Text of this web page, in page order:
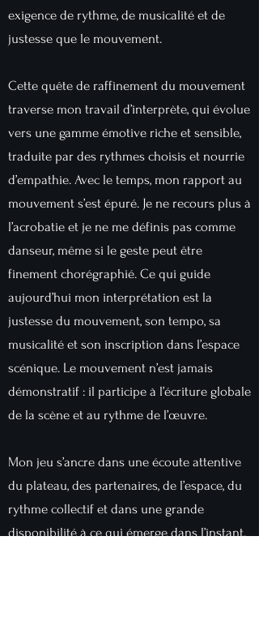
exigence de rythme, de musicalité et de
justesse que le mouvement.
Cette quête de raffinement du mouvement
traverse mon travail d’interprète, qui évolue
vers une gamme émotive riche et sensible,
traduite par des rythmes choisis et nourrie
d’empathie. Avec le temps, mon rapport au
mouvement s’est épuré. Je ne recours plus à
l’acrobatie et je ne me définis pas comme
danseur, même si le geste peut être
finement chorégraphié. Ce qui guide
aujourd’hui mon interprétation est la
justesse du mouvement, son tempo, sa
musicalité et son inscription dans l’espace
scénique. Le mouvement n’est jamais
démonstratif : il participe à l’écriture globale
de la scène et au rythme de l’œuvre.
Mon jeu s’ancre dans une écoute attentive
du plateau, des partenaires, de l’espace, du
rythme collectif et dans une grande
disponibilité à ce qui émerge dans l’instant.